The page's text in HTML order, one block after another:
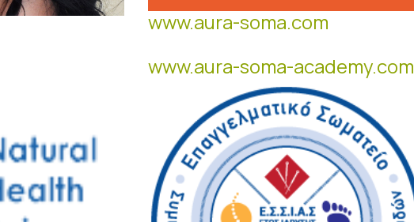
www.aura-soma.com
www.aura-soma-academy.com